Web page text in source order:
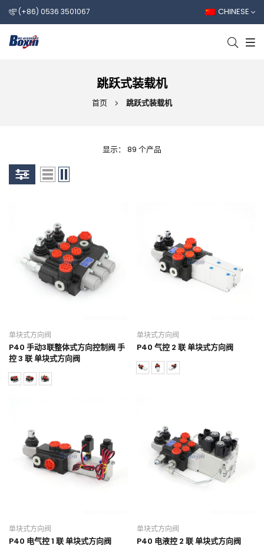
(+86) 0536 3501067 CHINESE
跳跃式装载机
首页 跳跃式装载机
显示： 89 个产品
单块式方向阀
P40 手动3联整体式方向控制阀 手
控 3 联 单块式方向阀
单块式方向阀
P40 气控 2 联 单块式方向阀
单块式方向阀
P40 电气控 1 联 单块式方向阀
单块式方向阀
P40 电液控 2 联 单块式方向阀